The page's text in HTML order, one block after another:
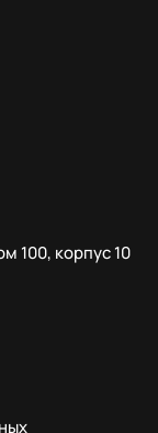
100, корпус 10